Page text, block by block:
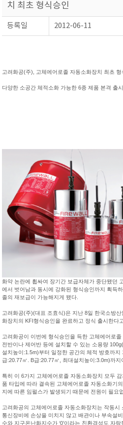
치 최초 형식승인
등록일 2012-06-11
고려화공(주), 고체에어로졸 자동소화장치 최초 형
다양한 소공간 체적소화 가능한 6종 제품 본격 출시
화약 논란에 휩싸여 장기간 보급자체가 중단됐던
에서 벗어남과 동시에 강화된 형식승인까지 획득
졸의 재보급이 가능해지게 됐다.
고려화공(주)(대표 조효식)은 지난 8일 한국소방
화장치의 KFI형식승인을 완료하고 정식 출시한다
고려화공이 이번에 형식승인을 득한 고체에어로
전반이나 제어반 등에 설치할 수 있는 소용량
설치높이:1.5m)부터 일정한 공간의 체적 방호까
급:20.77㎥. B급:20.77㎥, 최대설치높이:3.0m)까지
특히 이 6가지 고체에어로졸 자동소화장치 모두
품 타입에 따라 결속된 고체에어로졸 자동소화기
지에 따른 임펄스가 발생되기 때문에 전원이 필요
고려화공의 고체에어로졸 자동소화장치는 작동
통신장비에 손상을 미치지 않고 배관이나 부속설
수와 지구온난화지수가 ‘0’이라는 친환경성도 자랑